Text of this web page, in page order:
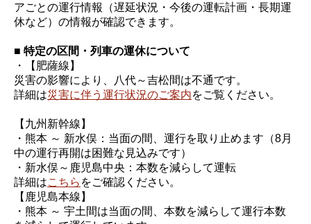
アごとの運行情報（遅延状況・今後の運転計画・長期運
休など）の情報が確認できます。
■ 特定の区間・列車の運休について
・【肥薩線】
災害の影響により、八代～吉松間は不通です。
詳細は災害に伴う運行状況のご案内をご覧ください。
【九州新幹線】
・熊本 ～ 新水俣：当面の間、運行を取り止めます（8月
中の運行再開は困難な見込みです）
・新水俣～鹿児島中央：本数を減らして運転
詳細はこちら をご確認ください。
【鹿児島本線】
・熊本 ～ 宇土間は当面の間、本数を減らして運行本数